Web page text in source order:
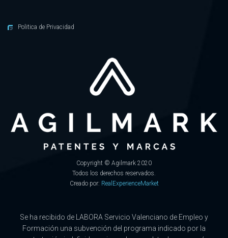
Politica de Privacidad
Copyright © Agilmark 2020
Todos los derechos reservados.
Creado por: RealExperienceMarket
Se ha recibido de LABORA Servicio Valenciano de Empleo y
Formación una subvención del programa indicado por la